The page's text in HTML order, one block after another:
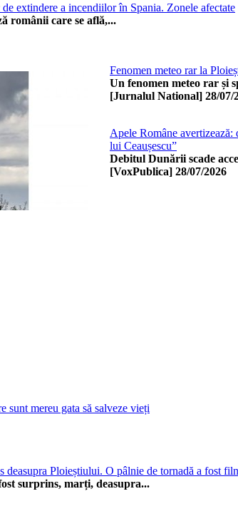
extindere a incendiilor în Spania. Zonele afectate
românii care se află,...
Fenomen meteo rar la
Un fenomen meteo rar și
[Jurnalul National] 28/07/
Apele Române
lui Ceaușescu”
Debitul Dunării scade
[VoxPublica] 28/07/2026
sunt mereu gata să salveze vieți
deasupra Ploieștiului. O pâlnie de tornadă a fost
surprins, marți, deasupra...